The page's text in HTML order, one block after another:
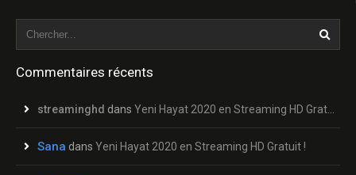
Commentaires récents
streaminghd dans Yeni Hayat 2020 en Streaming HD Gratuit !
Sana dans Yeni Hayat 2020 en Streaming HD Gratuit !